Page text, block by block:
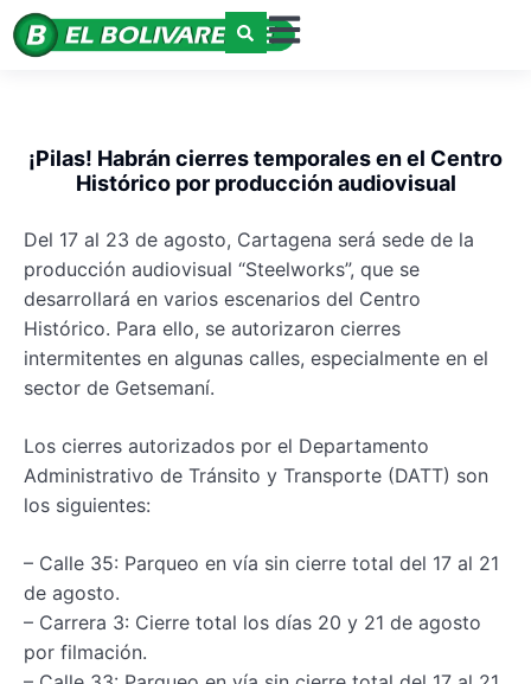
¡Pilas! Habrán cierres temporales en el Centro
Histórico por producción audiovisual
Del 17 al 23 de agosto, Cartagena será sede de la
producción audiovisual “Steelworks”, que se
desarrollará en varios escenarios del Centro
Histórico. Para ello, se autorizaron cierres
intermitentes en algunas calles, especialmente en el
sector de Getsemaní.
Los cierres autorizados por el Departamento
Administrativo de Tránsito y Transporte (DATT) son
los siguientes:
– Calle 35: Parqueo en vía sin cierre total del 17 al 21
de agosto.
– Carrera 3: Cierre total los días 20 y 21 de agosto
por filmación.